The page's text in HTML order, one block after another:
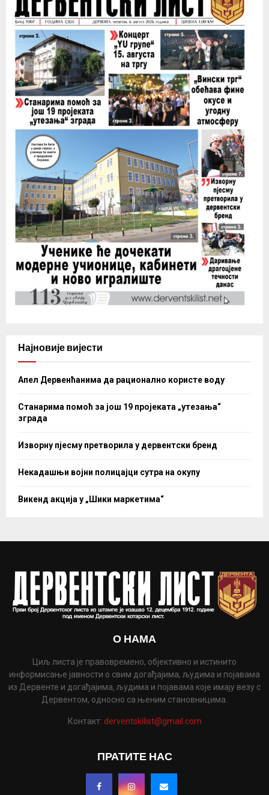
Најновије вијести
Апел Дервенћанима да рационално користе воду
Станарима помоћ за још 19 пројеката „утезања“
зграда
Изворну пјесму претворила у дервентски бренд
Некадашњи војни полицајци сутра на окупу
Викенд акција у „Шики маркетима“
О НАМА
Циљ листа је правовремено, објективно и истинито
информисање јавности о свим догађајима, људима и појавама
из Дервенте и догађајима, људима и појавама које имају везу с
Дервентом, односно са њеним становницима.
Контакт: derventskilist@gmail.com
ПРАТИТЕ НАС